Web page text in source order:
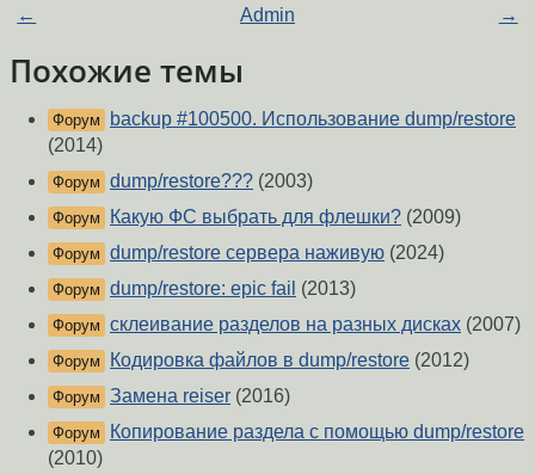
← Admin →
Похожие темы
Форум
backup #100500. Использование dump/restore
(2014)
Форум dump/restore??? (2003)
Форум Какую ФС выбрать для флешки? (2009)
Форум dump/restore сервера наживую (2024)
Форум dump/restore: epic fail (2013)
Форум склеивание разделов на разных дисках (2007)
Форум Кодировка файлов в dump/restore (2012)
Форум Замена reiser (2016)
Форум
Копирование раздела с помощью dump/restore
(2010)